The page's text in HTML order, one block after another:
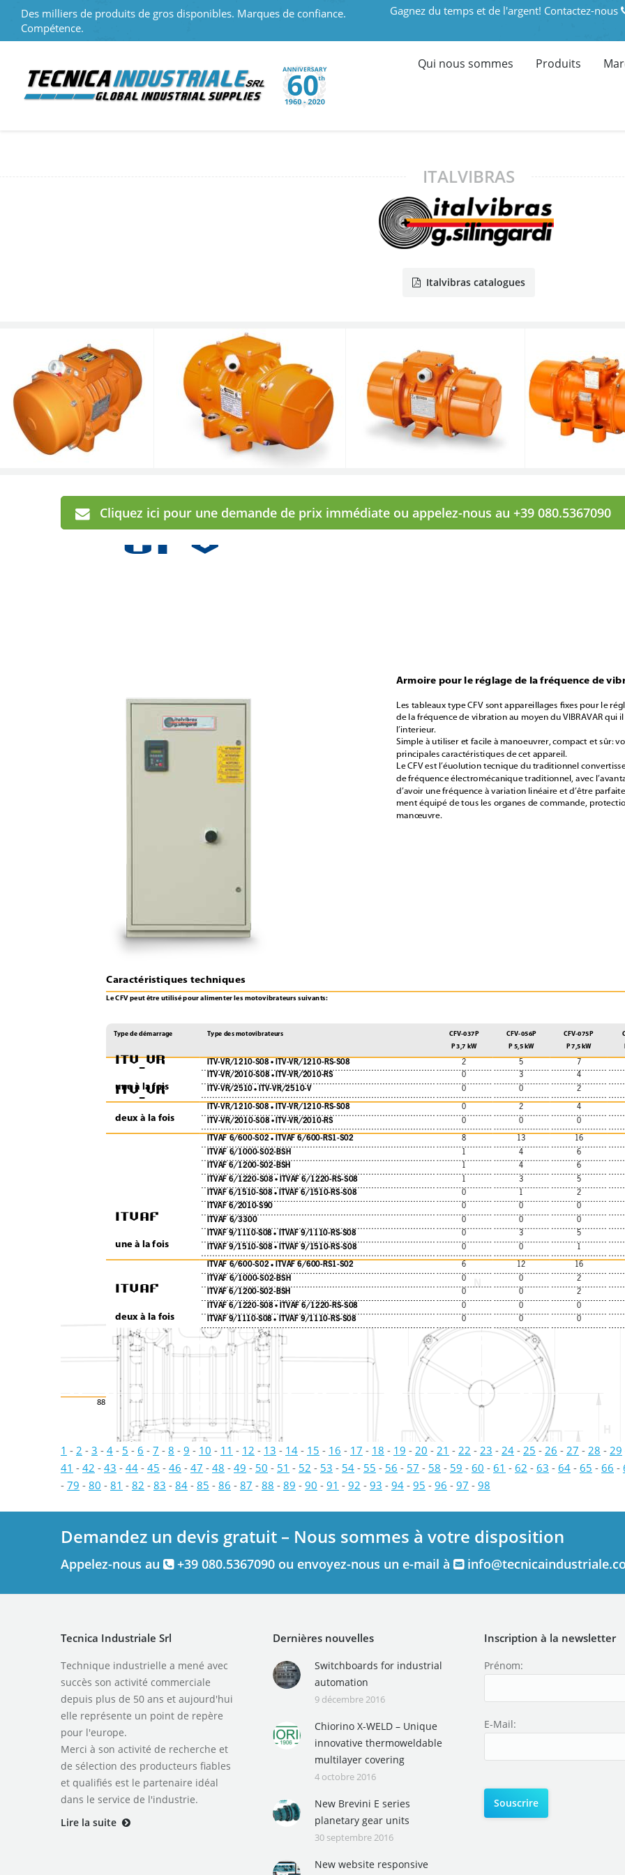
Des milliers de produits de gros disponibles. Marques de confiance.
Compétence.
Gagnez du temps et de l'argent! Contactez-nous
Qui nous sommes Produits
ITALVIBRAS
Italvibras catalogues
Cliquez ici pour une demande de prix immédiate ou appelez-nous au +39 080.5367090
88
ITV-VR/1210-S08 • ITV-VR/1210-RS-S08 2 5 7
ITV-VR/2010-S08 • ITV-VR/2010-RS 0 3 4
ITV-VR/2510 • ITV-VR/2510-V 0 0 2
ITV-VR/1210-S08 • ITV-VR/1210-RS-S08 0 2 4
ITV-VR/2010-S08 • ITV-VR/2010-RS 0 0 0
ITVAF 6/600-S02 • ITVAF 6/600-RS1-S02 8 13 16
ITVAF 6/1000-S02-BSH 1 4 6
ITVAF 6/1200-S02-BSH 1 4 6
ITVAF 6/1220-S08 • ITVAF 6/1220-RS-S08 1 3 5
ITVAF 6/1510-S08 • ITVAF 6/1510-RS-S08 0 1 2
ITVAF 6/2010-S90 0 0 0
ITVAF 6/3300 0 0 0
ITVAF 9/1110-S08 • ITVAF 9/1110-RS-S08 0 3 5
ITVAF 9/1510-S08 • ITVAF 9/1510-RS-S08 0 0 1
ITVAF 6/600-S02 • ITVAF 6/600-RS1-S02 6 12 16
ITVAF 6/1000-S02-BSH 0 0 2
ITVAF 6/1200-S02-BSH 0 0 2
ITVAF 6/1220-S08 • ITVAF 6/1220-RS-S08 0 0 0
ITVAF 9/1110-S08 • ITVAF 9/1110-RS-S08 0 0 0
CFV
Les tableaux type CFV sont appareillages ﬁxes pour le
de la fréquence de vibration au moyen du VIBRAVAR qui il
l’interieur.
Simple à utiliser et facile à manoeuvrer, compact et sûr:
principales caractéristiques de cet appareil.
Le CFV est l’éuolution tecnique du traditionnel
de fréquence électromécanique traditionnel, avec
d’avoir une fréquence à variation linéaire et d’être
ment équipé de tous les organes de commande,
manœuvre.
Armoire pour le réglage de la fréquence de
Type de démarrage Type des motovibrateurs CFV-037P CFV-056P CFV-075P
P 3,7 kW
P 5,5 kW P 7,5 kW
ITV-VR
une à la fois
deux à la fois
ITV-VR
une à la fois
ITVAF
deux à la fois
ITVAF
Caractéristiques techniques
Le CFV peut être utilisé pour alimenter les motovibrateurs suivants:
1 - 2 - 3 - 4 - 5 - 6 - 7 - 8 - 9 - 10 - 11 - 12 - 13 - 14 - 15 - 16 - 17 - 18 - 19 - 20 - 21 - 22 - 23 - 24 - 25 - 26 - 27 - 28 - 29
41 - 42 - 43 - 44 - 45 - 46 - 47 - 48 - 49 - 50 - 51 - 52 - 53 - 54 - 55 - 56 - 57 - 58 - 59 - 60 - 61 - 62 - 63 - 64 - 65 - 66 -
- 79 - 80 - 81 - 82 - 83 - 84 - 85 - 86 - 87 - 88 - 89 - 90 - 91 - 92 - 93 - 94 - 95 - 96 - 97 - 98
Demandez un devis gratuit – Nous sommes à votre disposition
Appelez-nous au +39 080.5367090 ou envoyez-nous un e-mail à
Tecnica Industriale Srl
Technique industrielle a mené avec
succès son activité commerciale
depuis plus de 50 ans et aujourd'hui
elle représente un point de repère
pour l'europe.
Merci à son activité de recherche et
de sélection des producteurs fiables
et qualifiés est le partenaire idéal
dans le service de l'industrie.
Lire la suite
Dernières nouvelles
Switchboards for industrial
automation
9 décembre 2016
Chiorino X-WELD – Unique
innovative thermoweldable
multilayer covering
4 octobre 2016
New Brevini E series
planetary gear units
30 septembre 2016
New website responsive
Inscription à la newsletter
Prénom:
E-Mail: